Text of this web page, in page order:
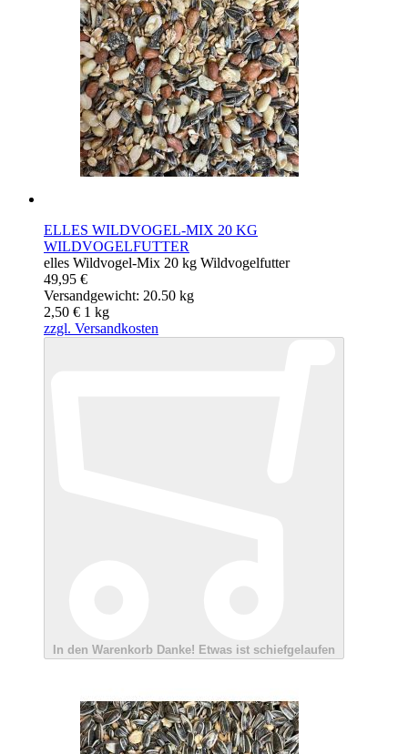
ELLES WILDVOGEL-MIX 20 KG
WILDVOGELFUTTER
elles Wildvogel-Mix 20 kg Wildvogelfutter
49,95 €
Versandgewicht: 20.50 kg
2,50 € 1 kg
zzgl. Versandkosten
In den Warenkorb Danke! Etwas ist schiefgelaufen